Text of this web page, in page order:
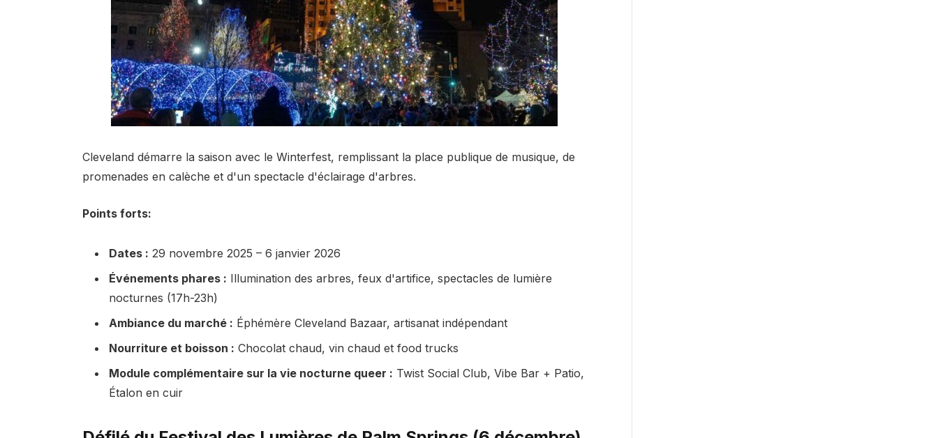
Cleveland démarre la saison avec le Winterfest, remplissant la place publique de musique, de
promenades en calèche et d'un spectacle d'éclairage d'arbres.
Points forts:
Dates : 29 novembre 2025 – 6 janvier 2026
Événements phares : Illumination des arbres, feux d'artifice, spectacles de lumière
nocturnes (17h-23h)
Ambiance du marché : Éphémère Cleveland Bazaar, artisanat indépendant
Nourriture et boisson : Chocolat chaud, vin chaud et food trucks
Module complémentaire sur la vie nocturne queer : Twist Social Club, Vibe Bar + Patio,
Étalon en cuir